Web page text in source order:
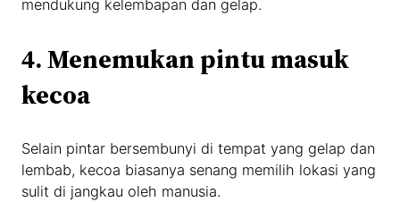
mendukung kelembapan dan gelap.
4. Menemukan pintu masuk
kecoa
Selain pintar bersembunyi di tempat yang gelap dan
lembab, kecoa biasanya senang memilih lokasi yang
sulit di jangkau oleh manusia.